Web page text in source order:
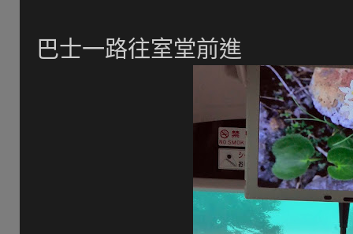
巴士一路往室堂前進